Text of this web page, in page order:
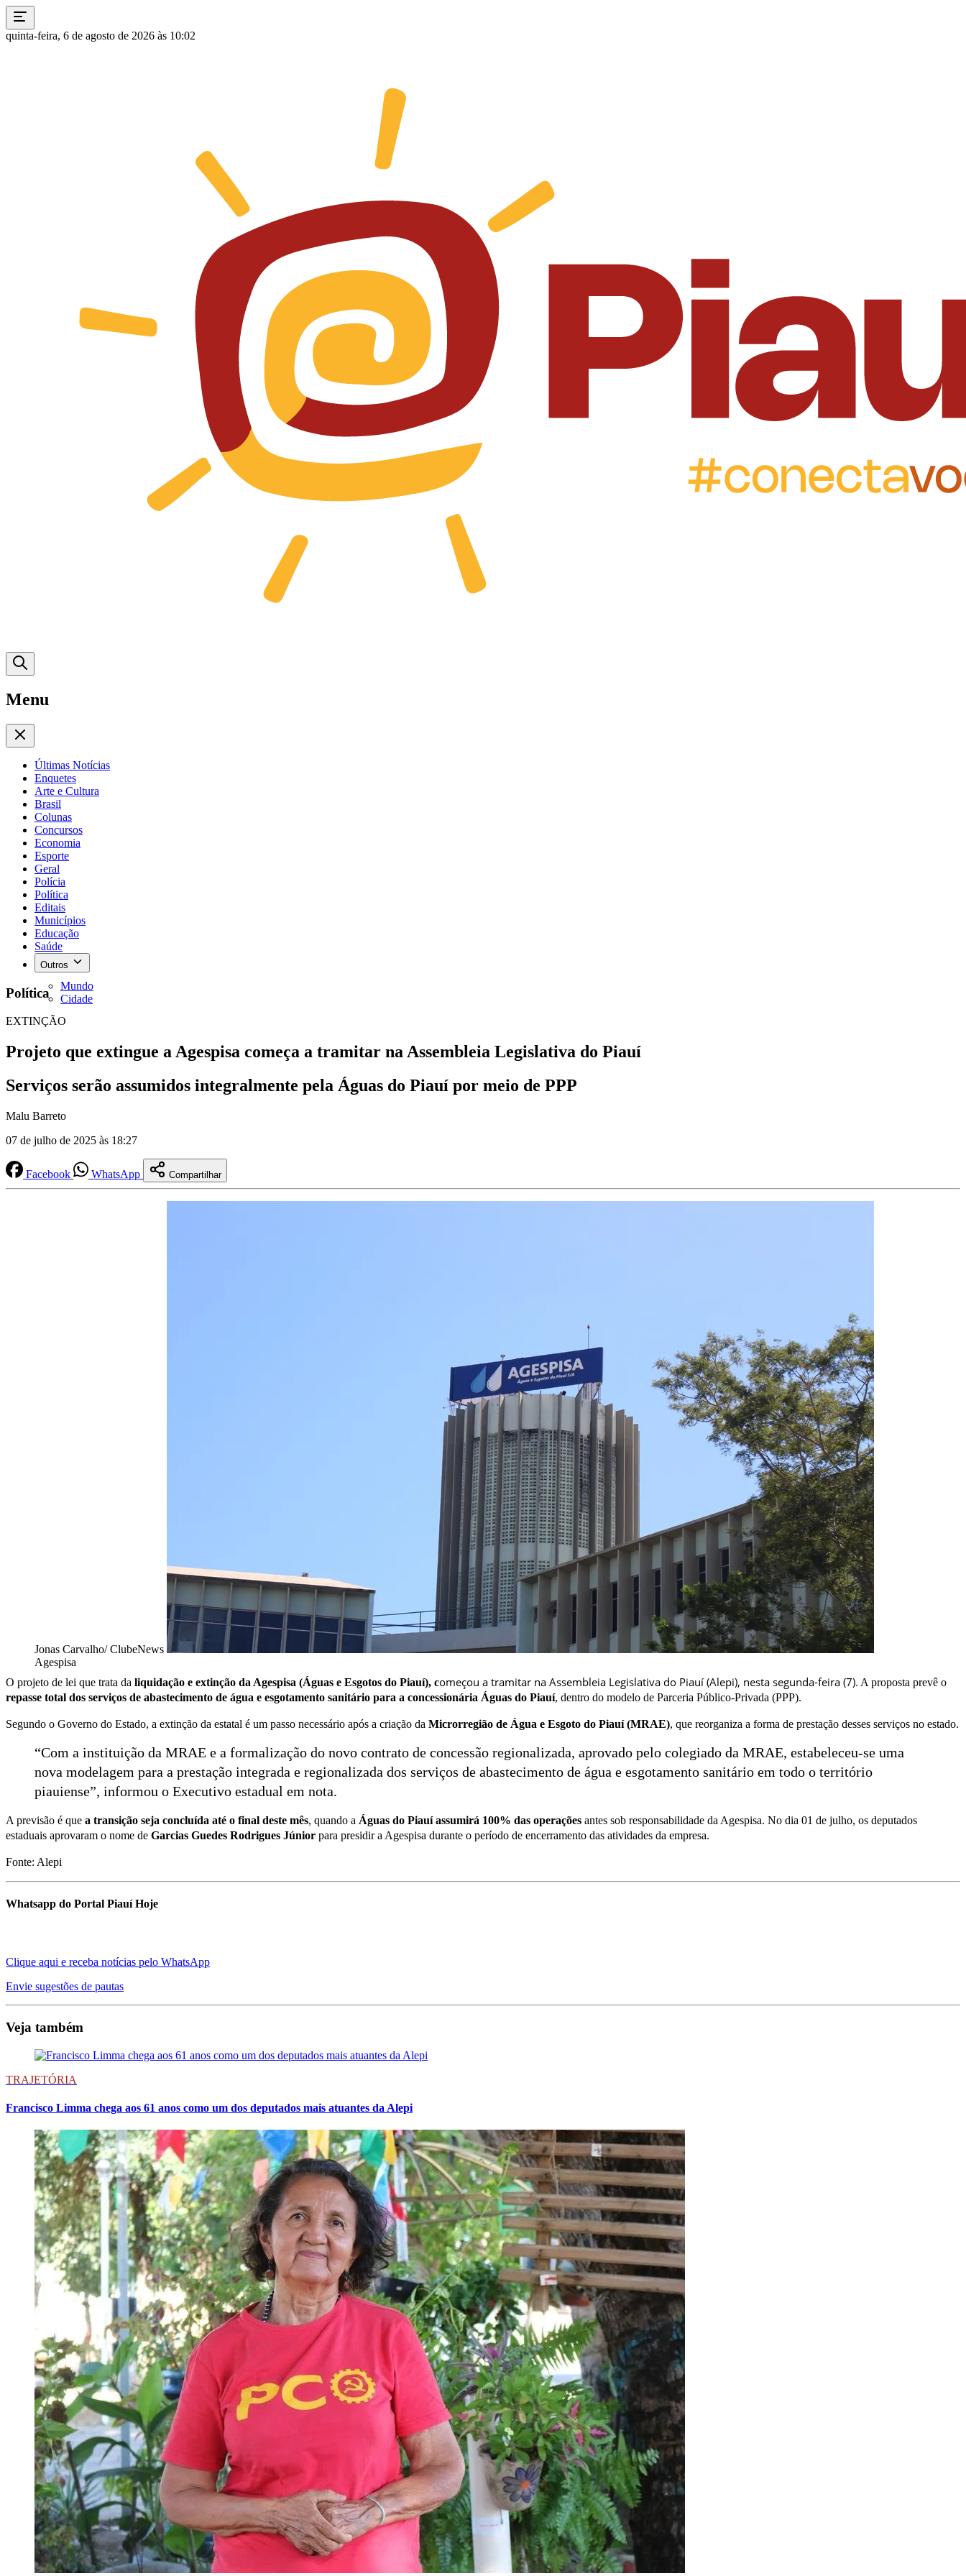
quinta-feira, 6 de agosto de 2026 às 10:02
Menu
Últimas Notícias
Enquetes
Arte e Cultura
Brasil
Colunas
Concursos
Economia
Esporte
Geral
Polícia
Política
Editais
Municípios
Educação
Saúde
Outros
Mundo
Cidade
Política
EXTINÇÃO
Projeto que extingue a Agespisa começa a tramitar na Assembleia Legislativa do Piauí
Serviços serão assumidos integralmente pela Águas do Piauí por meio de PPP
Malu Barreto
07 de julho de 2025 às 18:27
Facebook WhatsApp Compartilhar
Jonas Carvalho/ ClubeNews
Agespisa
O projeto de lei que trata da liquidação e extinção da Agespisa (Águas e Esgotos do Piauí), começou a tramitar na Assembleia Legislativa do Piauí (Alepi), nesta segunda-feira (7). A proposta prevê o
repasse total dos serviços de abastecimento de água e esgotamento sanitário para a concessionária Águas do Piauí, dentro do modelo de Parceria Público-Privada (PPP).
Segundo o Governo do Estado, a extinção da estatal é um passo necessário após a criação da Microrregião de Água e Esgoto do Piauí (MRAE), que reorganiza a forma de prestação desses serviços no estado.
“Com a instituição da MRAE e a formalização do novo contrato de concessão regionalizada, aprovado pelo colegiado da MRAE, estabeleceu-se uma
nova modelagem para a prestação integrada e regionalizada dos serviços de abastecimento de água e esgotamento sanitário em todo o território
piauiense”, informou o Executivo estadual em nota.
A previsão é que a transição seja concluída até o final deste mês, quando a Águas do Piauí assumirá 100% das operações antes sob responsabilidade da Agespisa. No dia 01 de julho, os deputados
estaduais aprovaram o nome de Garcias Guedes Rodrigues Júnior para presidir a Agespisa durante o período de encerramento das atividades da empresa.
Fonte: Alepi
Whatsapp do Portal Piauí Hoje
Clique aqui e receba notícias pelo WhatsApp
Envie sugestões de pautas
Veja também
TRAJETÓRIA
Francisco Limma chega aos 61 anos como um dos deputados mais atuantes da Alepi